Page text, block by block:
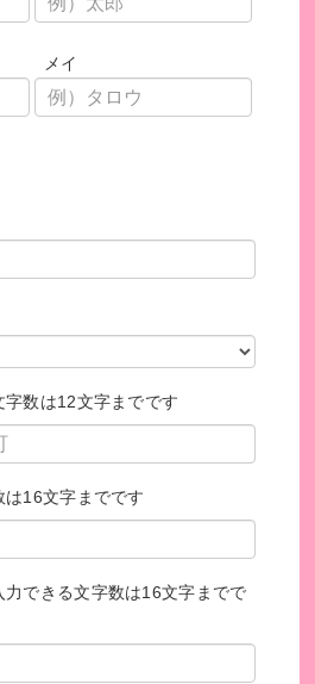
メイ
数は12文字までです
16文字までです
できる文字数は16文字までで